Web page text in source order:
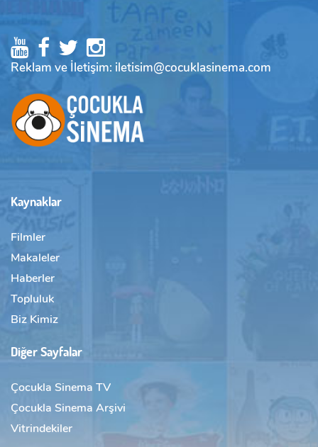
Reklam ve İletişim: iletisim@cocuklasinema.com
Kaynaklar
Filmler
Makaleler
Haberler
Topluluk
Biz Kimiz
Diğer Sayfalar
Çocukla Sinema TV
Çocukla Sinema Arşivi
Vitrindekiler